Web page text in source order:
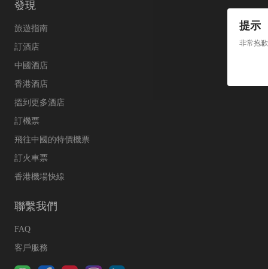
提示
非常抱
發現
旅遊指南
訂酒店
中國酒店
香港酒店
搵到更多酒店
訂機票
飛往中國的特價機票
訂火車票
香港機場快線
聯繫我們
FAQ
客戶服務